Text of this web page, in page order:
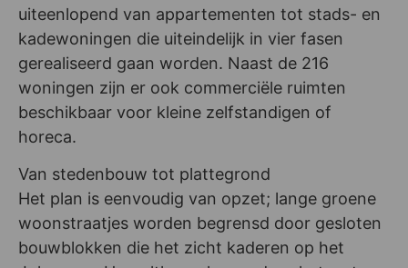
uiteenlopend van appartementen tot stads- en
kadewoningen die uiteindelijk in vier fasen
gerealiseerd gaan worden. Naast de 216
woningen zijn er ook commerciële ruimten
beschikbaar voor kleine zelfstandigen of
horeca.
Van stedenbouw tot plattegrond
Het plan is eenvoudig van opzet; lange groene
woonstraatjes worden begrensd door gesloten
bouwblokken die het zicht kaderen op het